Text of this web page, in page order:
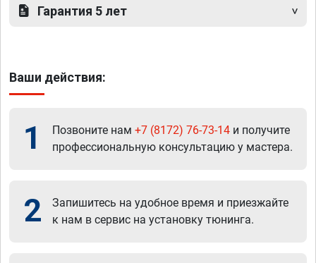
Гарантия 5 лет
Ваши действия:
1 Позвоните нам +7 (8172) 76-73-14 и получите
профессиональную консультацию у мастера.
2
Запишитесь на удобное время и приезжайте
к нам в сервис на установку тюнинга.